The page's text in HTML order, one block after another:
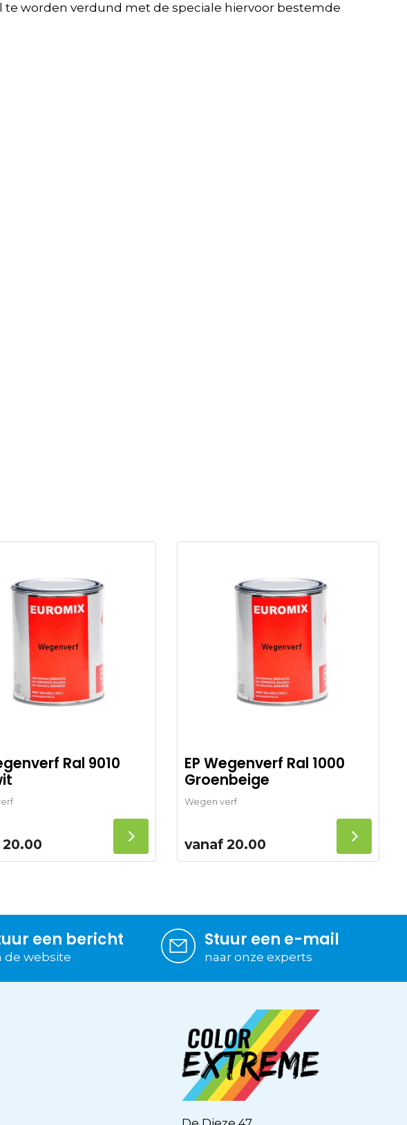
worden verdund met de speciale hiervoor bestemde
Ral 9010
20.00
EP Wegenverf Ral 1000
Groenbeige
Wegen verf
vanaf 20.00
een bericht
de website
Stuur een e-mail
naar onze experts